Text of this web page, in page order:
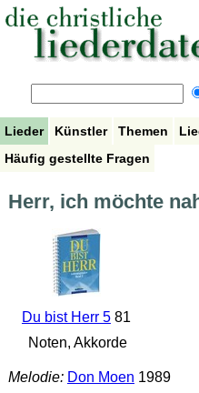
Lieder Künstler Themen
Häufig gestellte Fragen
Herr, ich möchte
Du bist Herr 581
Noten, Akkorde
Melodie: Don Moen 1989